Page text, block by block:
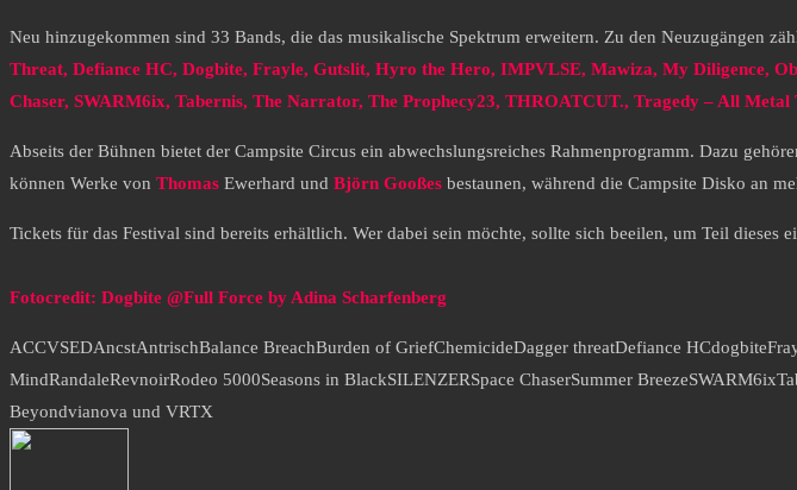
Neu hinzugekommen sind 33 Bands, die das musikalische Spektrum erweitern. Zu den Neuzugängen
Threat, Defiance HC, Dogbite, Frayle, Gutslit, Hyro the Hero, IMPVLSE, Mawiza, My Diligence,
Chaser, SWARM6ix, Tabernis, The Narrator, The Prophecy23, THROATCUT., Tragedy – All Metal
Abseits der Bühnen bietet der Campsite Circus ein abwechslungsreiches Rahmenprogramm. Dazu
können Werke von Thomas Ewerhard und Björn Gooßes bestaunen, während die Campsite Disko an
Tickets für das Festival sind bereits erhältlich. Wer dabei sein möchte, sollte sich beeilen, um Teil dieses
Fotocredit: Dogbite @Full Force by Adina Scharfenberg
ACCVSEDAncstAntrischBalance BreachBurden of GriefChemicideDagger threatDefiance HCdogbite
MindRandaleRevnoirRodeo 5000Seasons in BlackSILENZERSpace ChaserSummer BreezeSWARM6ix
Beyondvianova und VRTX